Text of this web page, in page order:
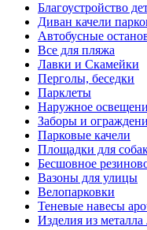
Благоустройство
Диван качели
Автобусные
Все для пляжа
Лавки и Скамейки
Перголы, беседки
Парклеты
Наружное
Заборы и
Парковые качели
Площадки для
Бесшовное
Вазоны для улицы
Велопарковки
Теневые навесы
Изделия из